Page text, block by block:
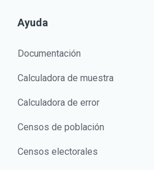
Ayuda
Documentación
Calculadora de muestra
Calculadora de error
Censos de población
Censos electorales